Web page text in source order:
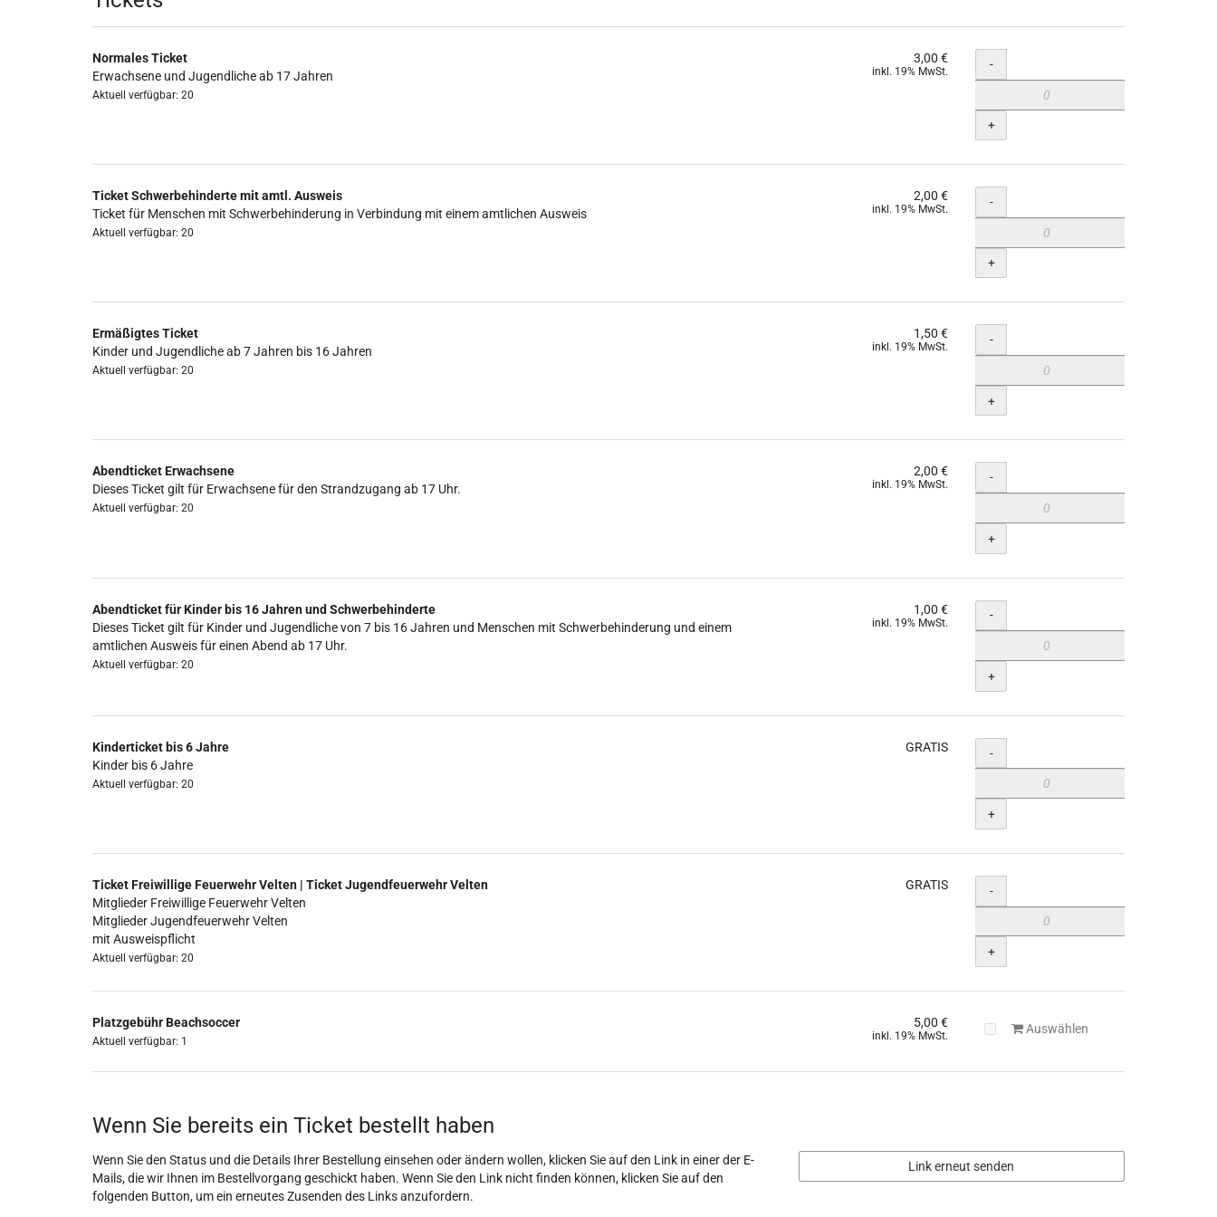
Normales Ticket
Erwachsene und Jugendliche ab 17 Jahren
Aktuell verfügbar: 20
3,00 €
inkl. 19% MwSt. Menge
-
+
Ticket Schwerbehinderte mit amtl. Ausweis
Ticket für Menschen mit Schwerbehinderung in Verbindung mit einem amtlichen Ausweis
Aktuell verfügbar: 20
2,00 €
inkl. 19% MwSt. Menge
-
+
Ermäßigtes Ticket
Kinder und Jugendliche ab 7 Jahren bis 16 Jahren
Aktuell verfügbar: 20
1,50 €
inkl. 19% MwSt. Menge
-
+
Abendticket Erwachsene
Dieses Ticket gilt für Erwachsene für den Strandzugang ab 17 Uhr.
Aktuell verfügbar: 20
2,00 €
inkl. 19% MwSt. Menge
-
+
Abendticket für Kinder bis 16 Jahren und Schwerbehinderte
Dieses Ticket gilt für Kinder und Jugendliche von 7 bis 16 Jahren und Menschen mit Schwerbehinderung und einem
amtlichen Ausweis für einen Abend ab 17 Uhr.
Aktuell verfügbar: 20
1,00 €
inkl. 19% MwSt. Menge
-
+
Kinderticket bis 6 Jahre
Kinder bis 6 Jahre
Aktuell verfügbar: 20
GRATIS Menge
-
+
Ticket Freiwillige Feuerwehr Velten | Ticket Jugendfeuerwehr Velten
Mitglieder Freiwillige Feuerwehr Velten
Mitglieder Jugendfeuerwehr Velten
mit Ausweispflicht
Aktuell verfügbar: 20
GRATIS Menge
-
+
Platzgebühr Beachsoccer
Aktuell verfügbar: 1
5,00 €
inkl. 19% MwSt.
Auswählen
Wenn Sie bereits ein Ticket bestellt haben
Wenn Sie den Status und die Details Ihrer Bestellung einsehen oder ändern wollen, klicken Sie auf den Link in einer der E-
Mails, die wir Ihnen im Bestellvorgang geschickt haben. Wenn Sie den Link nicht finden können, klicken Sie auf den
folgenden Button, um ein erneutes Zusenden des Links anzufordern.
Link erneut senden